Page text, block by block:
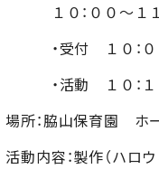
１０：００～１１
・受付 １０：００
・活動 １０：１５
場所：脇山保育園 ホー
活動内容：製作（ハロ